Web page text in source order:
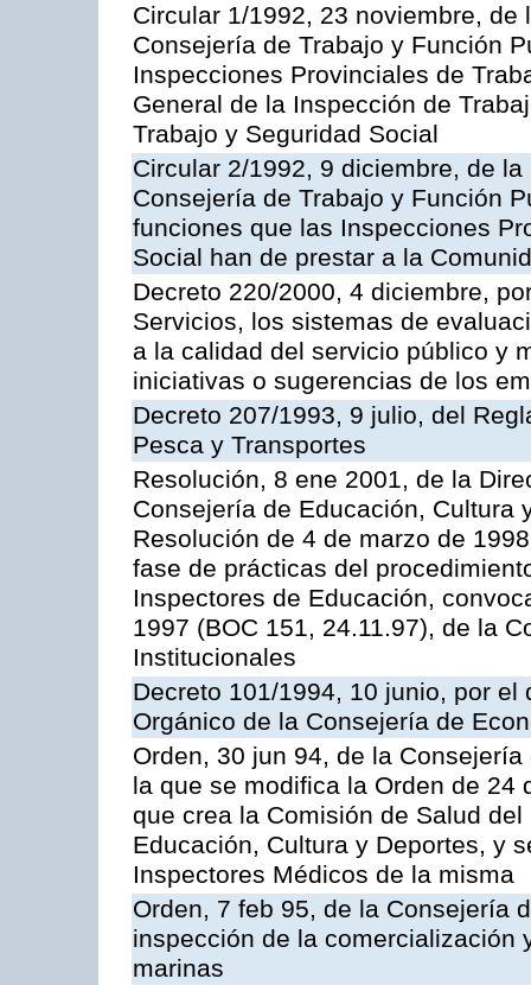
Circular 1/1992, 23 noviembre,
Consejería de Trabajo y Función
Inspecciones Provinciales de
General de la Inspección de
Trabajo y Seguridad Social
Circular 2/1992, 9 diciembre, de
Consejería de Trabajo y Función
funciones que las Inspecciones
Social han de prestar a la
Decreto 220/2000, 4 diciembre,
Servicios, los sistemas de
a la calidad del servicio público y
iniciativas o sugerencias de los
Decreto 207/1993, 9 julio, del
Pesca y Transportes
Resolución, 8 ene 2001, de la
Consejería de Educación, Cultura
Resolución de 4 de marzo de
fase de prácticas del
Inspectores de Educación,
1997 (BOC 151, 24.11.97), de la
Institucionales
Decreto 101/1994, 10 junio, por
Orgánico de la Consejería de
Orden, 30 jun 94, de la
la que se modifica la Orden de 24
que crea la Comisión de Salud
Educación, Cultura y Deportes, y
Inspectores Médicos de la misma
Orden, 7 feb 95, de la Consejería
inspección de la comercialización
marinas